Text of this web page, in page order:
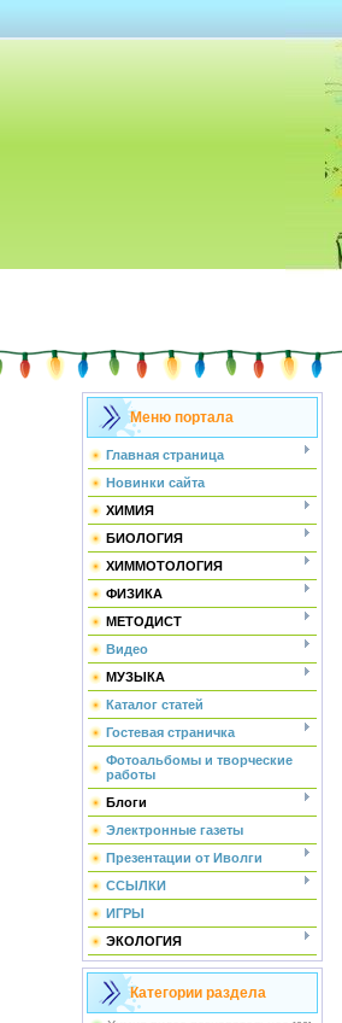
Меню портала
Главная страница
Новинки сайта
ХИМИЯ
БИОЛОГИЯ
ХИММОТОЛОГИЯ
ФИЗИКА
МЕТОДИСТ
Видео
МУЗЫКА
Каталог статей
Гостевая страничка
Фотоальбомы и творческие
работы
Блоги
Электронные газеты
Презентации от Иволги
ССЫЛКИ
ИГРЫ
ЭКОЛОГИЯ
Категории раздела